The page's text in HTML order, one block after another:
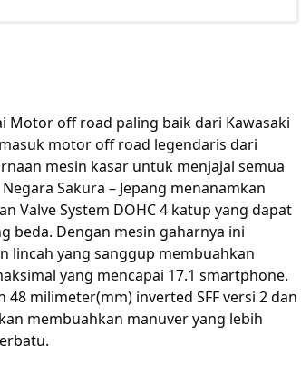
Motor off road paling baik dari Kawasaki
motor off road legendaris dari
mesin kasar untuk menjajal semua
Sakura – Jepang menanamkan
Valve System DOHC 4 katup yang dapat
beda. Dengan mesin gaharnya ini
lincah yang sanggup membuahkan
yang mencapai 17.1 smartphone.
milimeter(mm) inverted SFF versi 2 dan
membuahkan manuver yang lebih